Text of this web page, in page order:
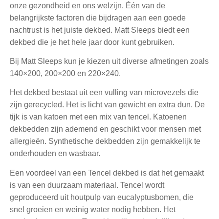
onze gezondheid en ons welzijn. Één van de
belangrijkste factoren die bijdragen aan een goede
nachtrust is het juiste dekbed. Matt Sleeps biedt een
dekbed die je het hele jaar door kunt gebruiken.
Bij Matt Sleeps kun je kiezen uit diverse afmetingen zoals
140×200, 200×200 en 220×240.
Het dekbed bestaat uit een vulling van microvezels die
zijn gerecycled. Het is licht van gewicht en extra dun. De
tijk is van katoen met een mix van tencel. Katoenen
dekbedden zijn ademend en geschikt voor mensen met
allergieën. Synthetische dekbedden zijn gemakkelijk te
onderhouden en wasbaar.
Een voordeel van een Tencel dekbed is dat het gemaakt
is van een duurzaam materiaal. Tencel wordt
geproduceerd uit houtpulp van eucalyptusbomen, die
snel groeien en weinig water nodig hebben. Het